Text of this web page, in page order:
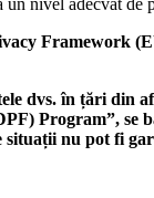
un nivel adecvat
Framework
dvs. în țări din
Program”, se
nu pot fi